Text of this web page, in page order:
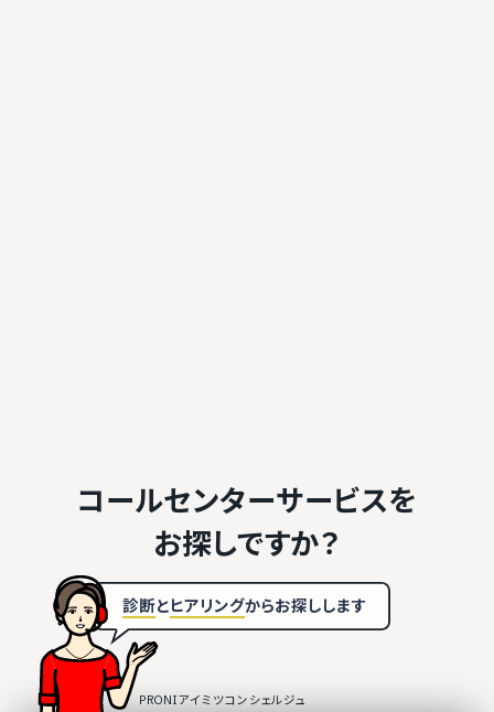
コールセンターサービスを
お探しですか？
診断とヒアリングからお探しします